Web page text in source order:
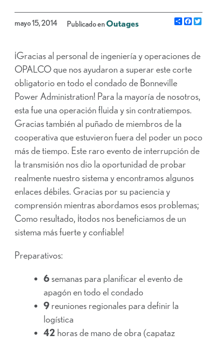
mayo 15, 2014 Publicado enOutages Share
¡Gracias al personal de ingeniería y operaciones de
OPALCO que nos ayudaron a superar este corte
obligatorio en todo el condado de Bonneville
Power Administration! Para la mayoría de nosotros,
esta fue una operación fluida y sin contratiempos.
Gracias también al puñado de miembros de la
cooperativa que estuvieron fuera del poder un poco
más de tiempo. Este raro evento de interrupción de
la transmisión nos dio la oportunidad de probar
realmente nuestro sistema y encontramos algunos
enlaces débiles. Gracias por su paciencia y
comprensión mientras abordamos esos problemas;
Como resultado, ¡todos nos beneficiamos de un
sistema más fuerte y confiable!
Preparativos:
6 semanas para planificar el evento de
apagón en todo el condado
9 reuniones regionales para definir la
logística
42 horas de mano de obra (capataz